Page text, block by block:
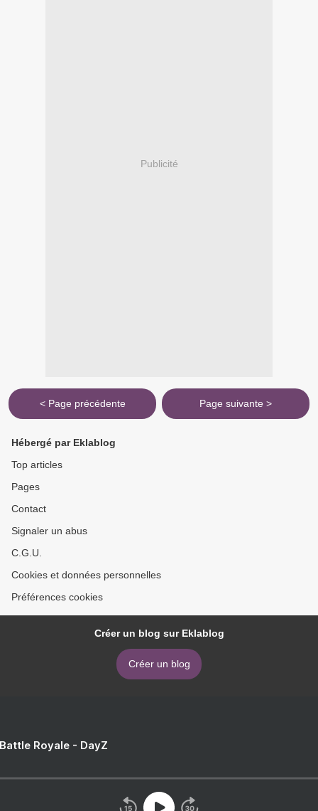
Publicité
< Page précédente Page suivante >
Hébergé par Eklablog
Top articles
Pages
Contact
Signaler un abus
C.G.U.
Cookies et données personnelles
Préférences cookies
Créer un blog sur Eklablog
Créer un blog
Royale - DayZ